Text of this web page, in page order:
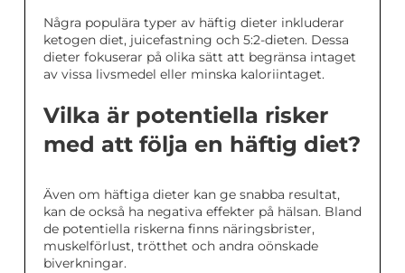
Några populära typer av häftig dieter inkluderar
ketogen diet, juicefastning och 5:2-dieten. Dessa
dieter fokuserar på olika sätt att begränsa intaget
av vissa livsmedel eller minska kaloriintaget.
Vilka är potentiella risker
med att följa en häftig diet?
Även om häftiga dieter kan ge snabba resultat,
kan de också ha negativa effekter på hälsan. Bland
de potentiella riskerna finns näringsbrister,
muskelförlust, trötthet och andra oönskade
biverkningar.